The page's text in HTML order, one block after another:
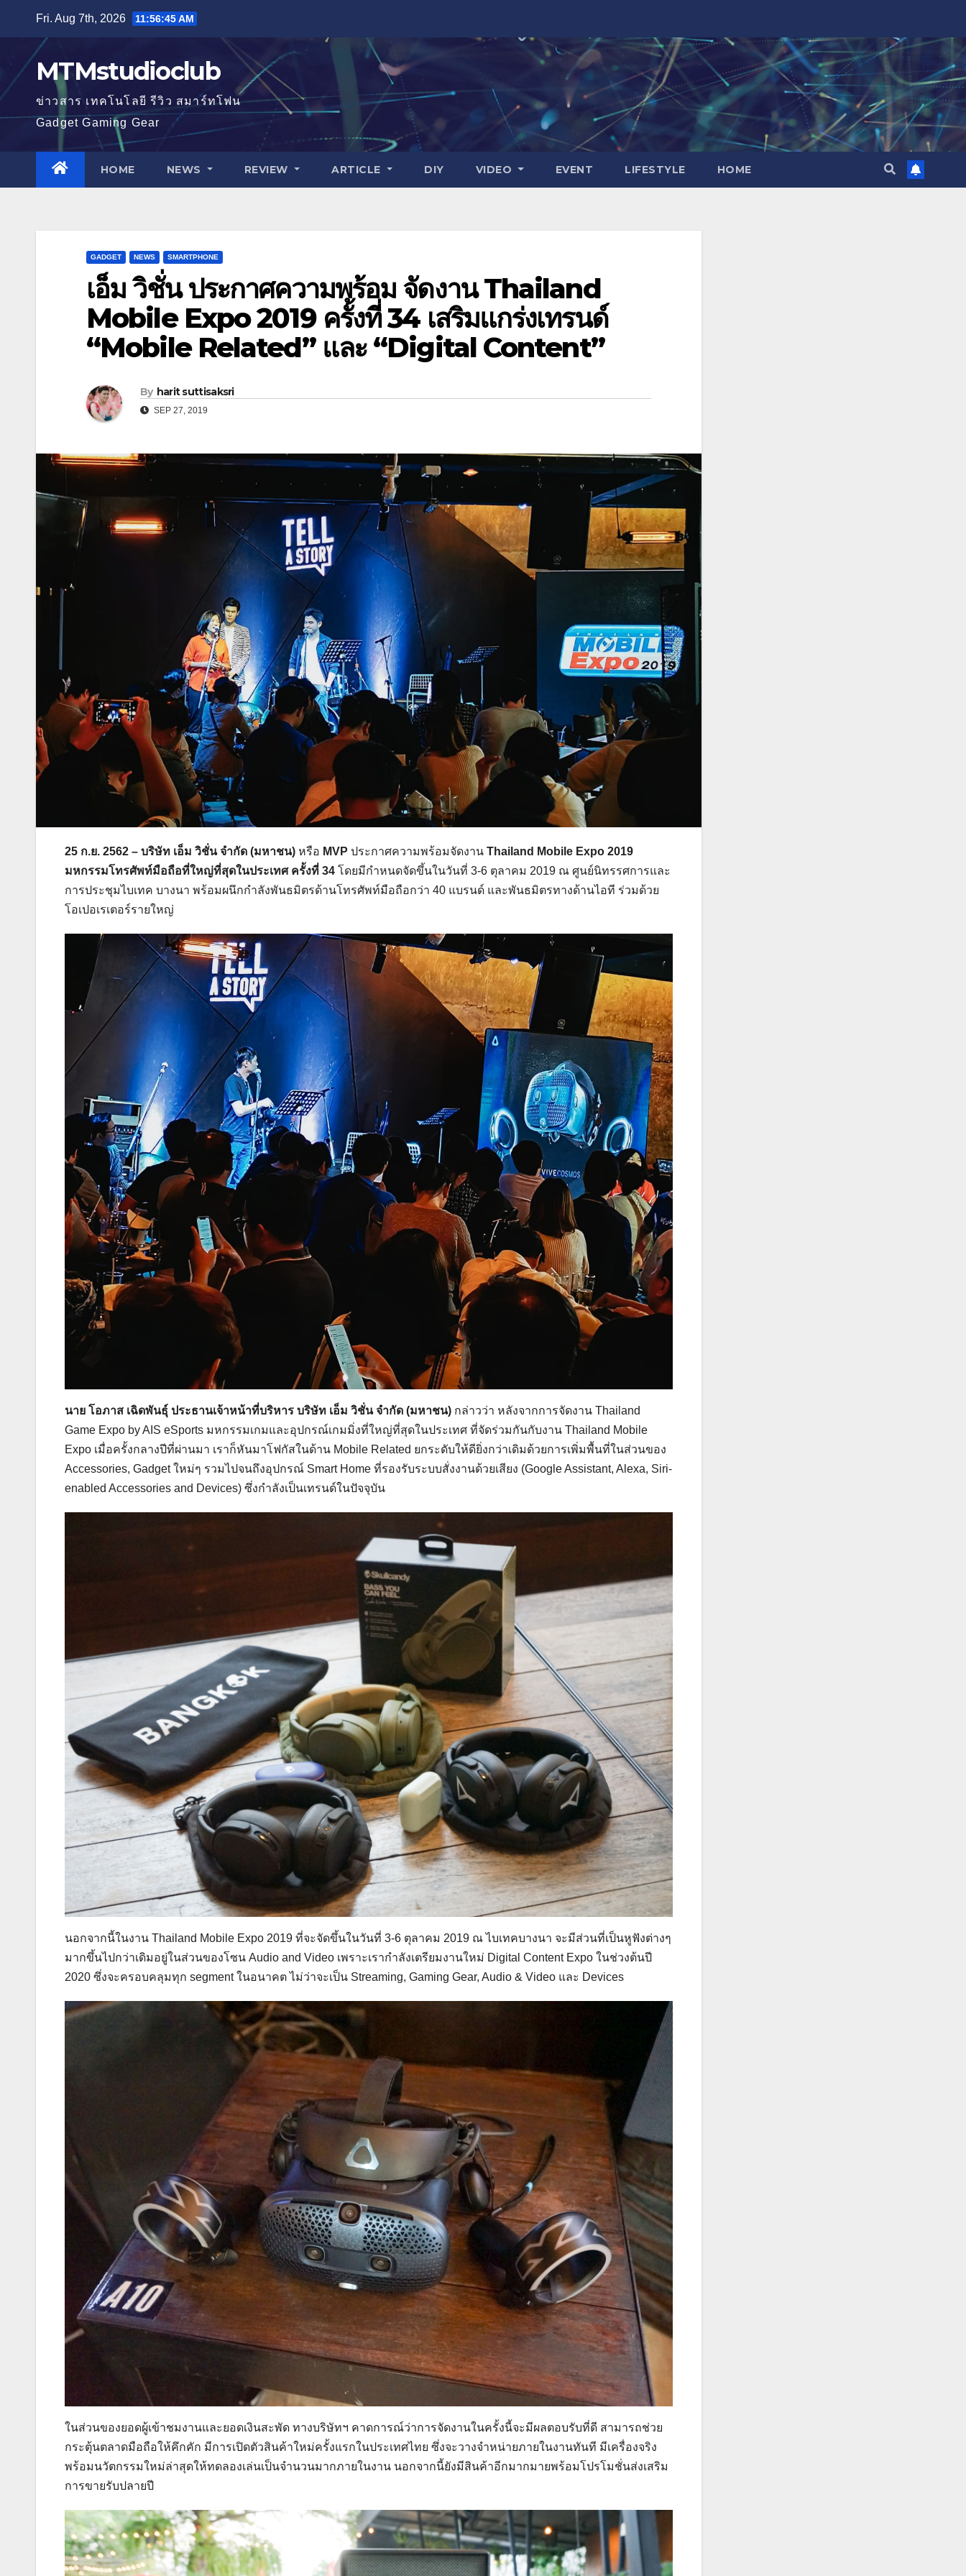
content
Fri. Aug 7th, 2026 11:56:47 AM
MTMstudioclub
ข่าวสาร เทคโนโลยี รีวิว สมาร์ทโฟน
Gadget Gaming Gear
HOME NEWS REVIEW ARTICLE DIY VIDEO EVENT LIFESTYLE HOME
GADGET NEWS SMARTPHONE
เอ็ม วิชั่น ประกาศความพร้อม จัดงาน Thailand
Mobile Expo 2019 ครั้งที่ 34 เสริมแกร่งเทรนด์
“Mobile Related” และ “Digital Content”
By harit suttisaksri
SEP 27, 2019
25 ก.ย. 2562 – บริษัท เอ็ม วิชั่น จำกัด (มหาชน) หรือ MVP ประกาศความพร้อมจัดงาน Thailand Mobile Expo 2019
มหกรรมโทรศัพท์มือถือที่ใหญ่ที่สุดในประเทศ ครั้งที่ 34 โดยมีกำหนดจัดขึ้นในวันที่ 3-6 ตุลาคม 2019 ณ ศูนย์นิทรรศการและ
การประชุมไบเทค บางนา พร้อมผนึกกำลังพันธมิตรด้านโทรศัพท์มือถือกว่า 40 แบรนด์ และพันธมิตรทางด้านไอที ร่วมด้วย
โอเปอเรเตอร์รายใหญ่
นาย โอภาส เฉิดพันธุ์ ประธานเจ้าหน้าที่บริหาร บริษัท เอ็ม วิชั่น จำกัด (มหาชน) กล่าวว่า หลังจากการจัดงาน Thailand
Game Expo by AIS eSports มหกรรมเกมและอุปกรณ์เกมมิ่งที่ใหญ่ที่สุดในประเทศ ที่จัดร่วมกันกับงาน Thailand Mobile
Expo เมื่อครั้งกลางปีที่ผ่านมา เราก็หันมาโฟกัสในด้าน Mobile Related ยกระดับให้ดียิ่งกว่าเดิมด้วยการเพิ่มพื้นที่ในส่วนของ
Accessories, Gadget ใหม่ๆ รวมไปจนถึงอุปกรณ์ Smart Home ที่รองรับระบบสั่งงานด้วยเสียง (Google Assistant, Alexa, Siri-
enabled Accessories and Devices) ซึ่งกำลังเป็นเทรนด์ในปัจจุบัน
นอกจากนี้ในงาน Thailand Mobile Expo 2019 ที่จะจัดขึ้นในวันที่ 3-6 ตุลาคม 2019 ณ ไบเทคบางนา จะมีส่วนที่เป็นหูฟังต่างๆ
มากขึ้นไปกว่าเดิมอยู่ในส่วนของโซน Audio and Video เพราะเรากำลังเตรียมงานใหม่ Digital Content Expo ในช่วงต้นปี
2020 ซึ่งจะครอบคลุมทุก segment ในอนาคต ไม่ว่าจะเป็น Streaming, Gaming Gear, Audio & Video และ Devices
ในส่วนของยอดผู้เข้าชมงานและยอดเงินสะพัด ทางบริษัทฯ คาดการณ์ว่าการจัดงานในครั้งนี้จะมีผลตอบรับที่ดี สามารถช่วย
กระตุ้นตลาดมือถือให้คึกคัก มีการเปิดตัวสินค้าใหม่ครั้งแรกในประเทศไทย ซึ่งจะวางจำหน่ายภายในงานทันที มีเครื่องจริง
พร้อมนวัตกรรมใหม่ล่าสุดให้ทดลองเล่นเป็นจำนวนมากภายในงาน นอกจากนี้ยังมีสินค้าอีกมากมายพร้อมโปรโมชั่นส่งเสริม
การขายรับปลายปี